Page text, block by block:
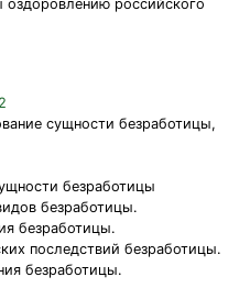
оздоровлению российского
сущности безработицы,
безработицы
безработицы.
безработицы.
последствий безработицы.
безработицы.